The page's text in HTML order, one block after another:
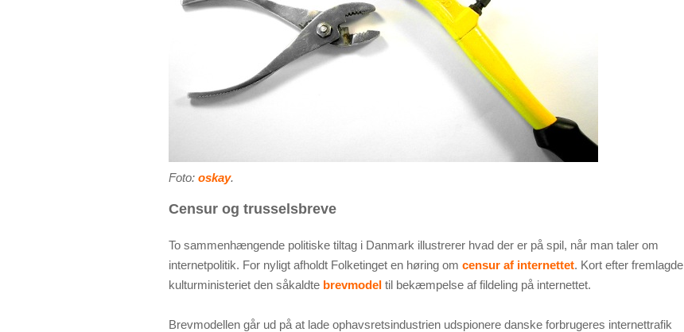
Foto: oskay.
Censur og trusselsbreve
To sammenhængende politiske tiltag i Danmark illustrerer hvad der er på spil, når man taler om
internetpolitik. For nyligt afholdt Folketinget en høring om censur af internettet. Kort efter fremlagde
kulturministeriet den såkaldte brevmodel til bekæmpelse af fildeling på internettet.
Brevmodellen går ud på at lade ophavsretsindustrien udspionere danske forbrugeres internettrafik